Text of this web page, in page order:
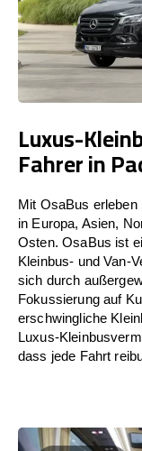
Luxus-
Fahrer in
Mit OsaBus
in Europa, Asien,
Osten. OsaBus ist
Kleinbus- und Van-
sich durch
Fokussierung auf
erschwingliche
Luxus-
dass jede Fahrt